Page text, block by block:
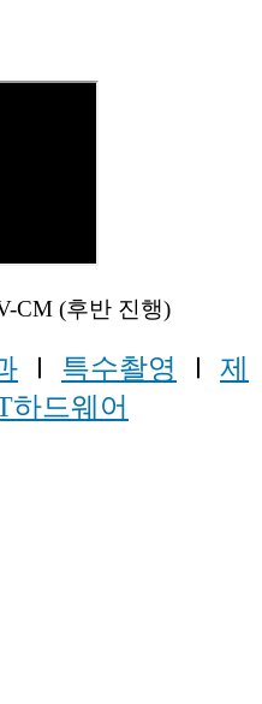
CM (후반 진행)
Ⅰ 특수촬영 Ⅰ 제
하드웨어